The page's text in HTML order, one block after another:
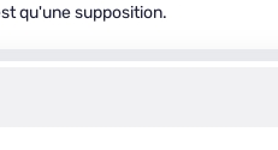
qu'une supposition.